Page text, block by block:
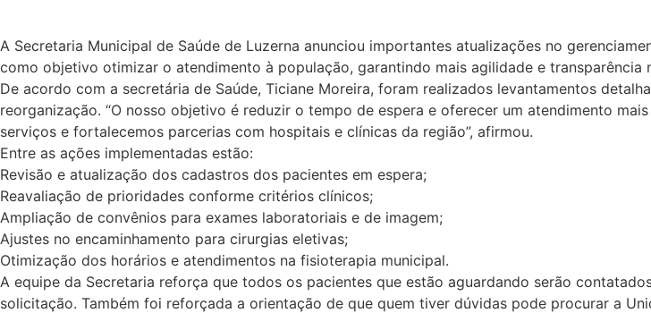
A Secretaria Municipal de Saúde de Luzerna anunciou importantes atualizações no
como objetivo otimizar o atendimento à população, garantindo mais agilidade e transparência
De acordo com a secretária de Saúde, Ticiane Moreira, foram realizados levantamentos
reorganização. “O nosso objetivo é reduzir o tempo de espera e oferecer um atendimento
serviços e fortalecemos parcerias com hospitais e clínicas da região”, afirmou.
Entre as ações implementadas estão:
Revisão e atualização dos cadastros dos pacientes em espera;
Reavaliação de prioridades conforme critérios clínicos;
Ampliação de convênios para exames laboratoriais e de imagem;
Ajustes no encaminhamento para cirurgias eletivas;
Otimização dos horários e atendimentos na fisioterapia municipal.
A equipe da Secretaria reforça que todos os pacientes que estão aguardando serão
solicitação. Também foi reforçada a orientação de que quem tiver dúvidas pode procurar a